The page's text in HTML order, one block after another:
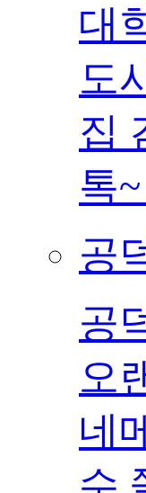
대
도
집
톡
공
공
오
네